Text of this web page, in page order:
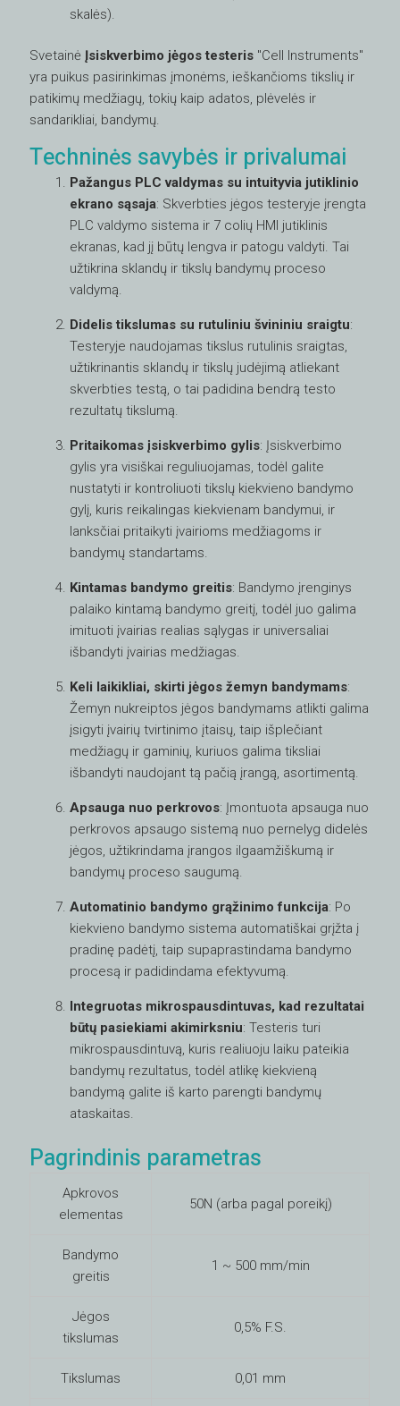
skalės).
Svetainė Įsiskverbimo jėgos testeris "Cell Instruments"
yra puikus pasirinkimas įmonėms, ieškančioms tikslių ir
patikimų medžiagų, tokių kaip adatos, plėvelės ir
sandarikliai, bandymų.
Techninės savybės ir privalumai
Pažangus PLC valdymas su intuityvia jutiklinio
ekrano sąsaja: Skverbties jėgos testeryje įrengta
PLC valdymo sistema ir 7 colių HMI jutiklinis
ekranas, kad jį būtų lengva ir patogu valdyti. Tai
užtikrina sklandų ir tikslų bandymų proceso
valdymą.
Didelis tikslumas su rutuliniu švininiu sraigtu:
Testeryje naudojamas tikslus rutulinis sraigtas,
užtikrinantis sklandų ir tikslų judėjimą atliekant
skverbties testą, o tai padidina bendrą testo
rezultatų tikslumą.
Pritaikomas įsiskverbimo gylis: Įsiskverbimo
gylis yra visiškai reguliuojamas, todėl galite
nustatyti ir kontroliuoti tikslų kiekvieno bandymo
gylį, kuris reikalingas kiekvienam bandymui, ir
lanksčiai pritaikyti įvairioms medžiagoms ir
bandymų standartams.
Kintamas bandymo greitis: Bandymo įrenginys
palaiko kintamą bandymo greitį, todėl juo galima
imituoti įvairias realias sąlygas ir universaliai
išbandyti įvairias medžiagas.
Keli laikikliai, skirti jėgos žemyn bandymams:
Žemyn nukreiptos jėgos bandymams atlikti galima
įsigyti įvairių tvirtinimo įtaisų, taip išplečiant
medžiagų ir gaminių, kuriuos galima tiksliai
išbandyti naudojant tą pačią įrangą, asortimentą.
Apsauga nuo perkrovos: Įmontuota apsauga nuo
perkrovos apsaugo sistemą nuo pernelyg didelės
jėgos, užtikrindama įrangos ilgaamžiškumą ir
bandymų proceso saugumą.
Automatinio bandymo grąžinimo funkcija: Po
kiekvieno bandymo sistema automatiškai grįžta į
pradinę padėtį, taip supaprastindama bandymo
procesą ir padidindama efektyvumą.
Integruotas mikrospausdintuvas, kad rezultatai
būtų pasiekiami akimirksniu: Testeris turi
mikrospausdintuvą, kuris realiuoju laiku pateikia
bandymų rezultatus, todėl atlikę kiekvieną
bandymą galite iš karto parengti bandymų
ataskaitas.
Pagrindinis parametras
Apkrovos
elementas
50N (arba pagal poreikį)
Bandymo
greitis
1 ~ 500 mm/min
Jėgos
tikslumas
0,5% F.S.
Tikslumas 0,01 mm